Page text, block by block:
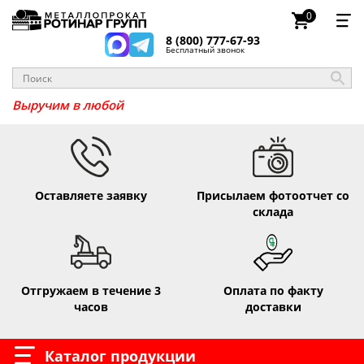
8 (800) 777-67-93
Бесплатный звонок
0
Выручим в люб
Оставляете заявку
Присылаем фотоотчет со
склада
Отгружаем в течение 3
часов
Оплата по факту
доставки
Каталог продукции